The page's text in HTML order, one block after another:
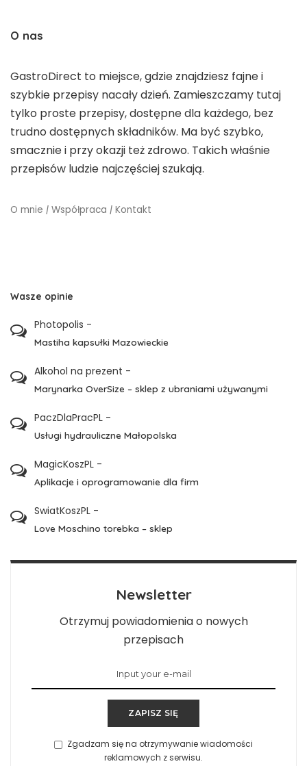
O nas
GastroDirect to miejsce, gdzie znajdziesz fajne i
szybkie przepisy nacały dzień. Zamieszczamy tutaj
tylko proste przepisy, dostępne dla każdego, bez
trudno dostępnych składników. Ma być szybko,
smacznie i przy okazji też zdrowo. Takich właśnie
przepisów ludzie najczęściej szukają.
O mnie | Współpraca | Kontakt
Wasze opinie
Photopolis -
Mastiha kapsułki Mazowieckie
Alkohol na prezent -
Marynarka OverSize – sklep z ubraniami używanymi
PaczDlaPracPL -
Usługi hydrauliczne Małopolska
MagicKoszPL -
Aplikacje i oprogramowanie dla firm
SwiatKoszPL -
Love Moschino torebka – sklep
Newsletter
Otrzymuj powiadomienia o nowych
przepisach
ZAPISZ SIĘ
Zgadzam się na otrzymywanie wiadomości
reklamowych z serwisu.